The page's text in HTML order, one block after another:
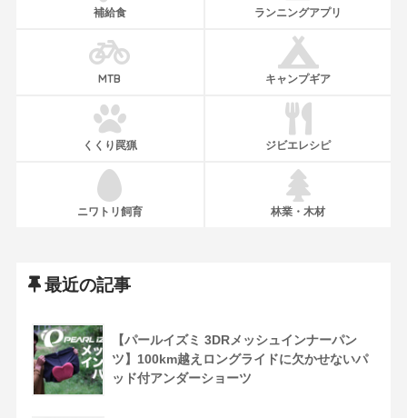
補給食 ランニングアプリ
MTB キャンプギア
くくり罠猟 ジビエレシピ
ニワトリ飼育 林業・木材
最近の記事
【パールイズミ 3DRメッシュインナーパン
ツ】100km越えロングライドに欠かせないパ
ッド付アンダーショーツ